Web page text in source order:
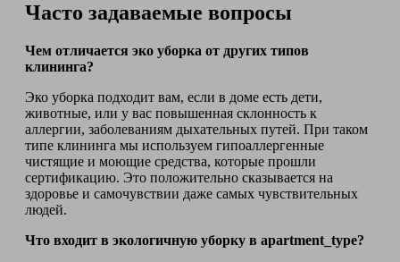
Часто задаваемые вопросы
Чем отличается эко уборка от других типов
клининга?
Эко уборка подходит вам, если в доме есть дети,
животные, или у вас повышенная склонность к
аллергии, заболеваниям дыхательных путей. При таком
типе клининга мы используем гипоаллергенные
чистящие и моющие средства, которые прошли
сертификацию. Это положительно сказывается на
здоровье и самочувствии даже самых чувствительных
людей.
Что входит в экологичную уборку в apartment_type?